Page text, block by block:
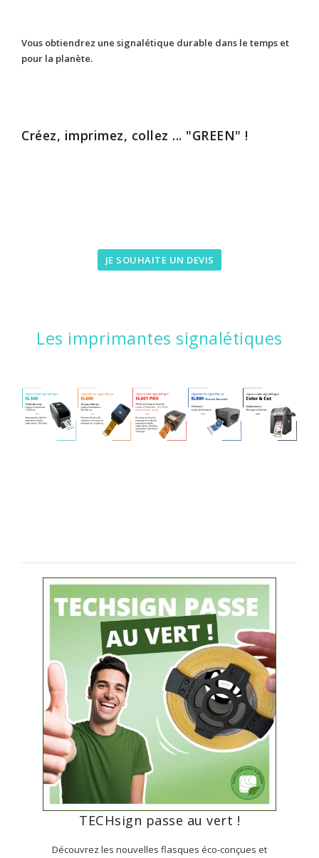
Vous obtiendrez une signalétique durable dans le temps et
pour la planète.
Créez, imprimez, collez ... "GREEN" !
JE SOUHAITE UN DEVIS
Les imprimantes signalétiques
TECHsign passe au vert !
Découvrez les nouvelles flasques éco-conçues et